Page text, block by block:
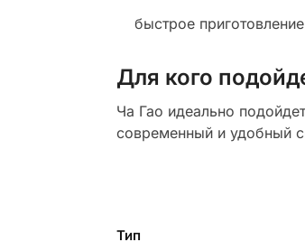
быстрое
Для кого
Ча Гао идеально
современный и удобный
Тип